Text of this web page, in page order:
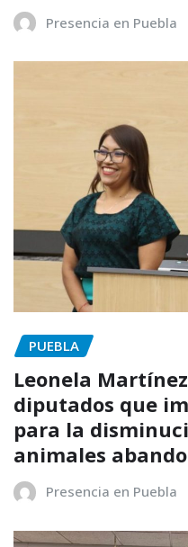
Presencia en Puebla
PUEBLA
Leonela
diputados que
para la
animales
Presencia en Puebla